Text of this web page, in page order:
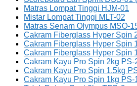
Matras Lompat Tinggi HJM-01
Mistar Lompat Tinggi MLT-02
Matras Senam Olympus MSO-
Cakram Fiberglass Hyper Spin
Cakram Fiberglass Hyper Spin
Cakram Fiberglass Hyper Spin
Cakram Kayu Pro Spin 2kg PS-
Cakram Kayu Pro Spin 1.5kg
Cakram Kayu Pro Spin 1kg PS-